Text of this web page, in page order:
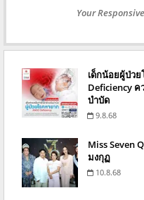
Your
เด็กน้อยผู้ป่ว
Deficiency ค
บำบัด
9.8.68
Miss Seven
มงกุฏ
10.8.68